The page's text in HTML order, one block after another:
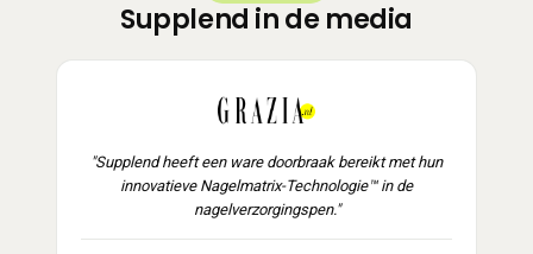
Supplend in de media
"Supplend heeft een ware doorbraak bereikt met hun
innovatieve Nagelmatrix-Technologie™ in de
nagelverzorgingspen."